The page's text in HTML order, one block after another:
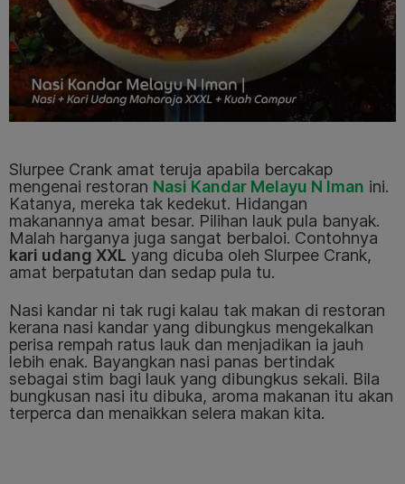
Slurpee Crank amat teruja apabila bercakap
mengenai restoran Nasi Kandar Melayu N Iman ini.
Katanya, mereka tak kedekut. Hidangan
makanannya amat besar. Pilihan lauk pula banyak.
Malah harganya juga sangat berbaloi. Contohnya
kari udang XXL yang dicuba oleh Slurpee Crank,
amat berpatutan dan sedap pula tu.
Nasi kandar ni tak rugi kalau tak makan di restoran
kerana nasi kandar yang dibungkus mengekalkan
perisa rempah ratus lauk dan menjadikan ia jauh
lebih enak. Bayangkan nasi panas bertindak
sebagai stim bagi lauk yang dibungkus sekali. Bila
bungkusan nasi itu dibuka, aroma makanan itu akan
terperca dan menaikkan selera makan kita.